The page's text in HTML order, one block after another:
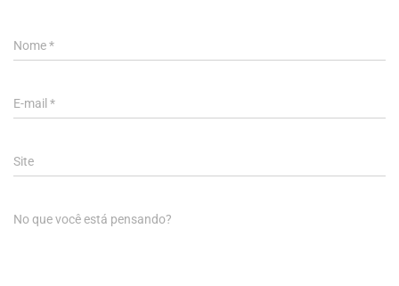
Nome*
E-mail *
Site
No que você está pensando?